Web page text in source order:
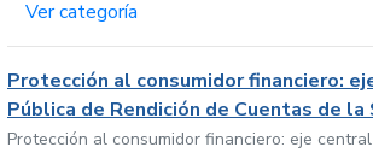
Ver categoría
Protección al consumidor financiero:
Pública de Rendición de Cuentas de la
Protección al consumidor financiero: eje